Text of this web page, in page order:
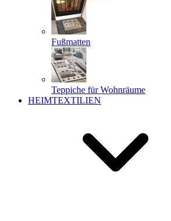
Fußmatten
Teppiche für Wohnräume
HEIMTEXTILIEN